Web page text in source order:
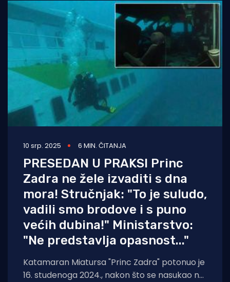
10 srp. 2025 6 MIN. ČITANJA
PRESEDAN U PRAKSI Princ
Zadra ne žele izvaditi s dna
mora! Stručnjak: "To je suludo,
vadili smo brodove i s puno
većih dubina!" Ministarstvo:
"Ne predstavlja opasnost..."
Katamaran Miatursa "Princ Zadra" potonuo je
16. studenoga 2024., nakon što se nasukao na